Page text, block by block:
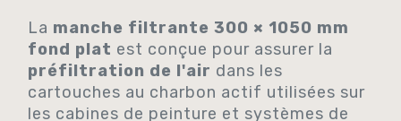
La manche filtrante 300 × 1050 mm
fond plat est conçue pour assurer la
préfiltration de l'air dans les
cartouches au charbon actif utilisées sur
les cabines de peinture et systèmes de